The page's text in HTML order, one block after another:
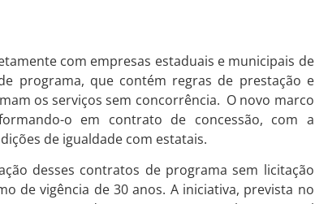
com empresas estaduais e municipais de
programa, que contém regras de prestação e
os serviços sem concorrência. O novo marco
o em contrato de concessão, com a
de igualdade com estatais.
desses contratos de programa sem licitação
de vigência de 30 anos. A iniciativa, prevista no